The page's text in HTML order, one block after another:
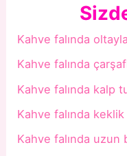
Kahve falında
Kahve falında
Kahve falında kalp
Kahve falında
Kahve falında uzun